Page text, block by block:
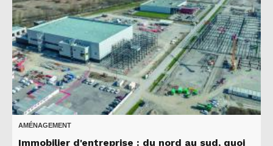
AMÉNAGEMENT
Immobilier d'entreprise : du nord au sud, quoi